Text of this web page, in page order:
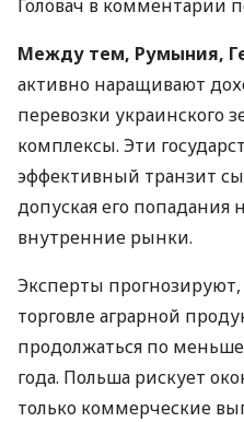
Головач в комментарии
Между тем, Румыния,
активно наращивают
перевозки украинского
комплексы. Эти
эффективный транзит
допуская его попадания
внутренние рынки.
Эксперты
торговле аграрной
продолжаться по
года. Польша рискует
только коммерческие